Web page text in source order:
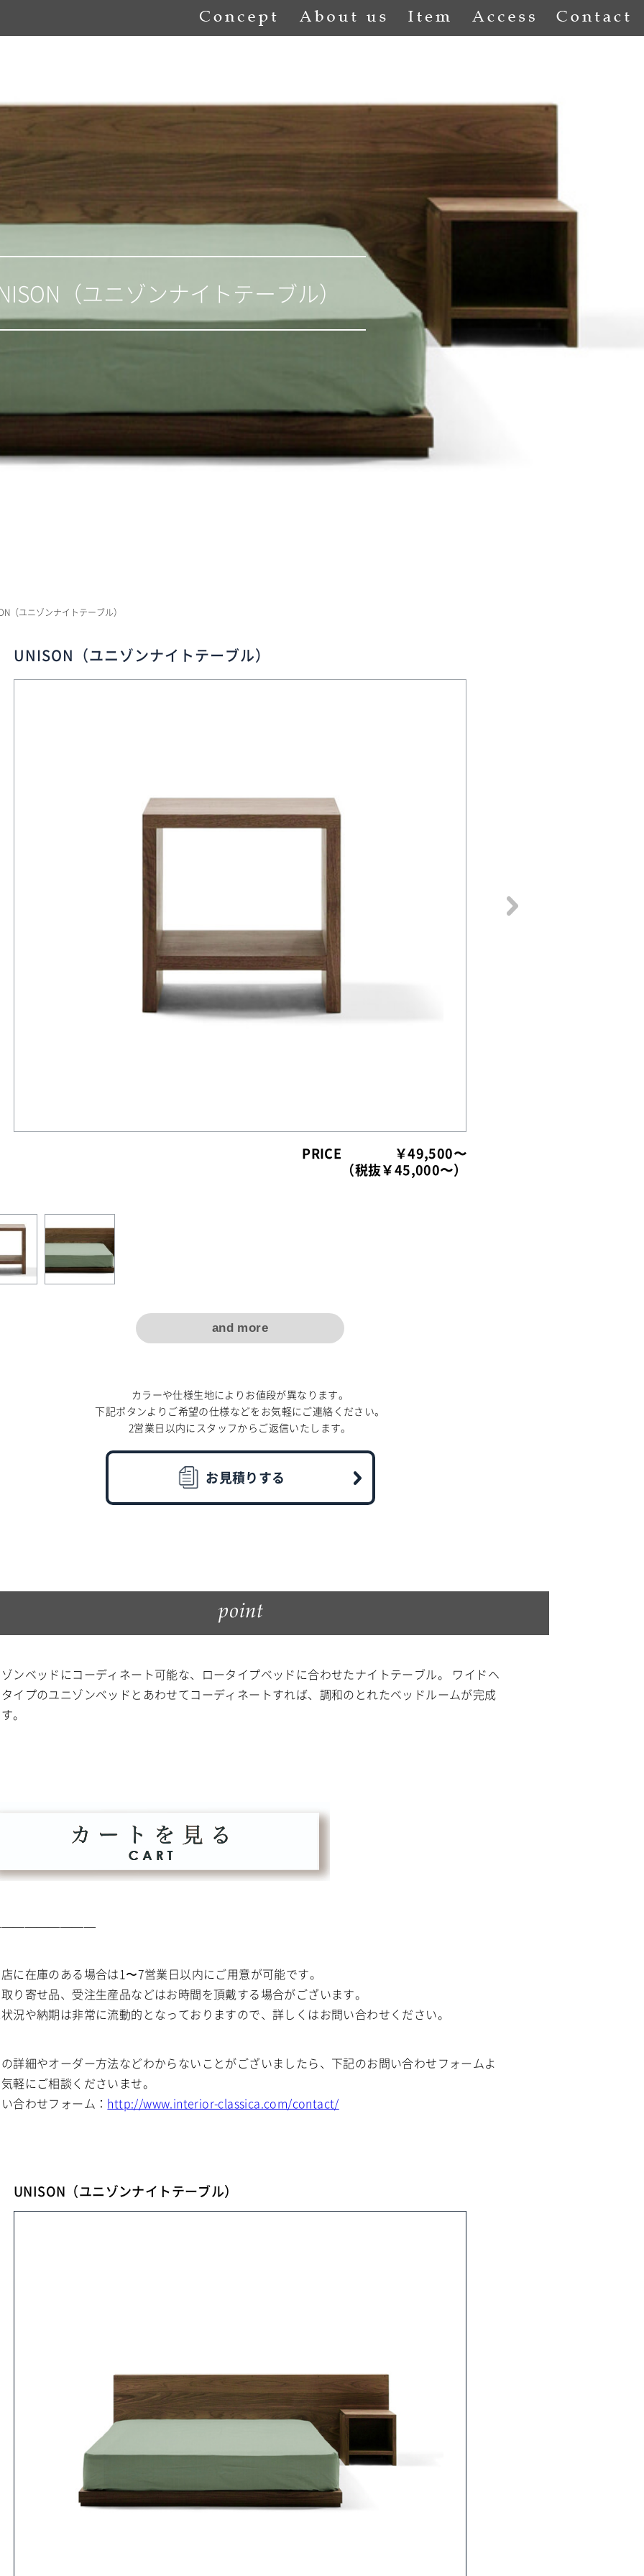
Concept About us Access
（ユニゾンナイトテーブル）
（ユニゾンナイトテーブル）
UNISON（ユニゾンナイトテーブル）
PRICE
￥49,500〜
（税抜￥45,000〜）
and more
カラーや仕様生地によりお値段が異なります。
下記ボタンよりご希望の仕様などをお気軽にご連絡ください。
2営業日以内にスタッフからご返信いたします。
お見積りする
ンベッドにコーディネート可能な、ロータイプベッドに合わせたナイトテーブル。 ワイドヘ
タイプのユニゾンベッドとあわせてコーディネートすれば、調和のとれたベッドルームが完成
。
店に在庫のある場合は1〜7営業日以内にご用意が可能です。
取り寄せ品、受注生産品などはお時間を頂戴する場合がございます。
況や納期は非常に流動的となっておりますので、詳しくはお問い合わせください。
詳細やオーダー方法などわからないことがございましたら、下記のお問い合わせフォームよ
軽にご相談くださいませ。
合わせフォーム： http://www.interior-classica.com/contact/
UNISON（ユニゾンナイトテーブル）
出会う 暮らしのアートギャッベ展